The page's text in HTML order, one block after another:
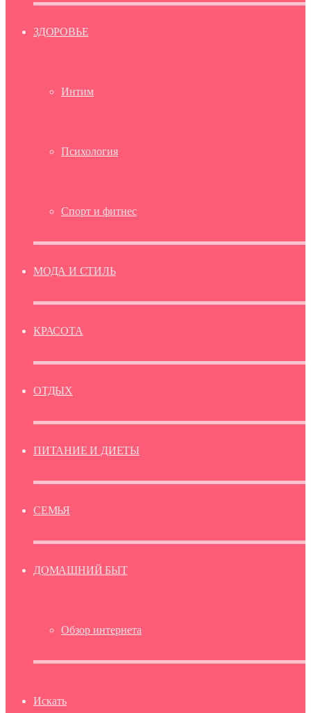
ЗДОРОВЬЕ
Интим
Психология
Спорт и фитнес
МОДА И СТИЛЬ
КРАСОТА
ОТДЫХ
ПИТАНИЕ И ДИЕТЫ
СЕМЬЯ
ДОМАШНИЙ БЫТ
Обзор интернета
Искать